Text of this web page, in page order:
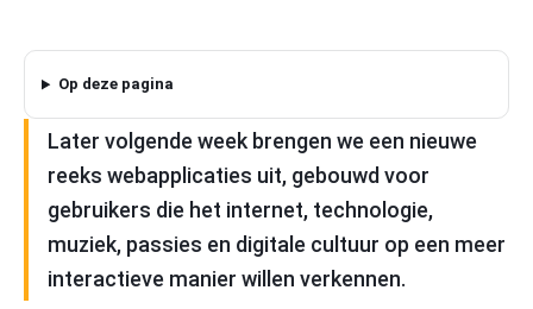
Op deze pagina
Later volgende week brengen we een nieuwe
reeks webapplicaties uit, gebouwd voor
gebruikers die het internet, technologie,
muziek, passies en digitale cultuur op een meer
interactieve manier willen verkennen.